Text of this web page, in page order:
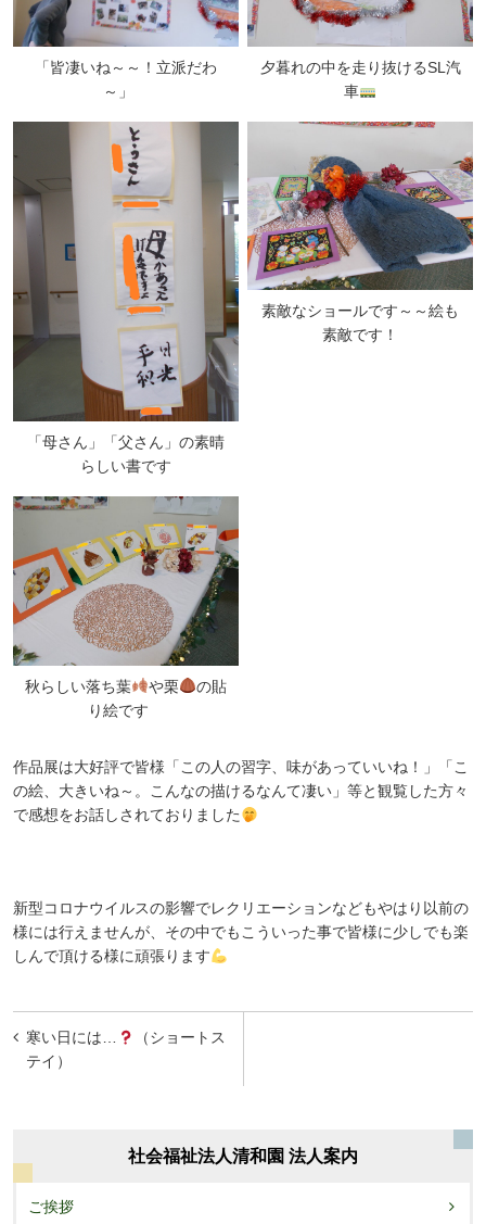
「皆凄いね～～！立派だわ
～」
夕暮れの中を走り抜けるSL汽
車
「母さん」「父さん」の素晴
らしい書です
素敵なショールです～～絵も
素敵です！
秋らしい落ち葉 や栗
の貼
り絵です
作品展は大好評で皆様「この人の習字、味があっていいね！」「こ
の絵、大きいね～。こんなの描けるなんて凄い」等と観覧した方々
で感想をお話しされておりました
新型コロナウイルスの影響でレクリエーションなどもやはり以前の
様には行えませんが、その中でもこういった事で皆様に少しでも楽
しんで頂ける様に頑張ります
投
稿
ゲ
ー
寒い日には…
（ショートス
テイ）
社会福祉法人清和園 法人案内
ご挨拶